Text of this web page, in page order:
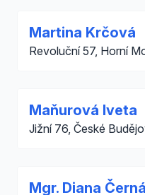
Martina Krčová
Revoluční 57, Horní
Maňurová Iveta
Jižní 76, České
Mgr. Diana